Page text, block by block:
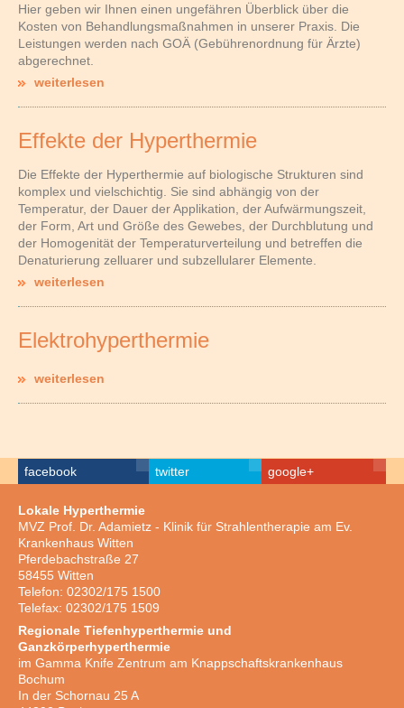
Hier geben wir Ihnen einen ungefähren Überblick über die
Kosten von Behandlungsmaßnahmen in unserer Praxis. Die
Leistungen werden nach GOÄ (Gebührenordnung für Ärzte)
abgerechnet.
weiterlesen
Effekte der Hyperthermie
Die Effekte der Hyperthermie auf biologische Strukturen sind
komplex und vielschichtig. Sie sind abhängig von der
Temperatur, der Dauer der Applikation, der Aufwärmungszeit,
der Form, Art und Größe des Gewebes, der Durchblutung und
der Homogenität der Temperaturverteilung und betreffen die
Denaturierung zelluarer und subzellularer Elemente.
weiterlesen
Elektrohyperthermie
weiterlesen
facebook twitter google+
Lokale Hyperthermie
MVZ Prof. Dr. Adamietz - Klinik für Strahlentherapie am Ev.
Krankenhaus Witten
Pferdebachstraße 27
58455 Witten
Telefon: 02302/175 1500
Telefax: 02302/175 1509
Regionale Tiefenhyperthermie und
Ganzkörperhyperthermie
im Gamma Knife Zentrum am Knappschaftskrankenhaus
Bochum
In der Schornau 25 A